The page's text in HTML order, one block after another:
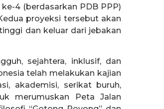
4 (berdasarkan PDB PPP)
proyeksi tersebut akan
dan keluar dari jebakan
sejahtera, inklusif, dan
telah melakukan kajian
akademisi, serikat buruh,
merumuskan Peta Jalan